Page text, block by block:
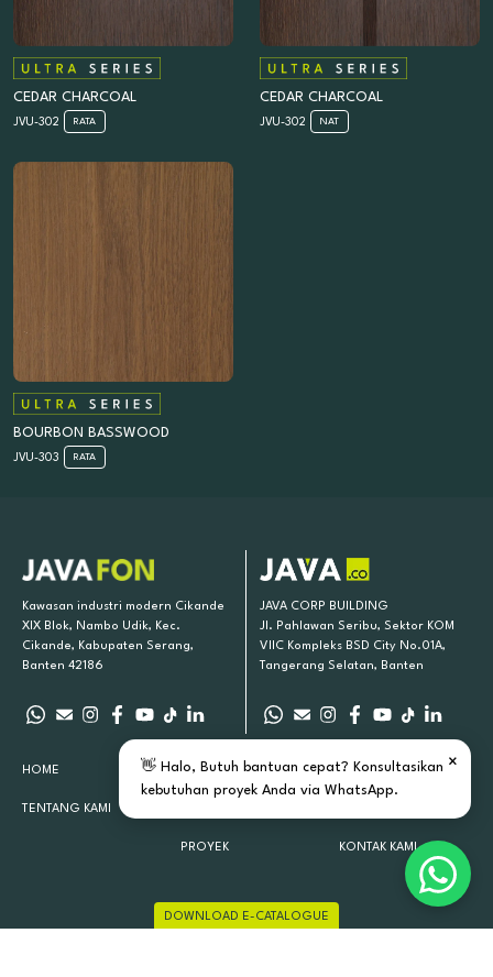
CEDAR CHARCOAL
JVU-302 RATA
CEDAR CHARCOAL
JVU-302 NAT
BOURBON BASSWOOD
JVU-303 RATA
Kawasan industri modern Cikande
XIX Blok, Nambo Udik, Kec.
Cikande, Kabupaten Serang,
Banten 42186
JAVA CORP BUILDING
Jl. Pahlawan Seribu, Sektor KOM
VIIC Kompleks BSD City No.01A,
Tangerang Selatan, Banten
HOME
TENTANG KAMI
PRODUK KAMI
PROYEK
INSPIRASI
KONTAK KAMI
DOWNLOAD E-CATALOGUE
×
👋 Halo, Butuh bantuan cepat? Konsultasikan
kebutuhan proyek Anda via WhatsApp.